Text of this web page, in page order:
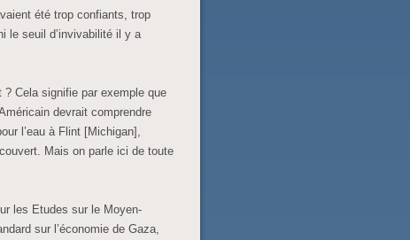
été trop confiants, trop
le seuil d’invivabilité il y a
? Cela signifie par exemple que
devrait comprendre
l’eau à Flint [Michigan],
Mais on parle ici de toute
les Etudes sur le Moyen-
sur l’économie de Gaza,